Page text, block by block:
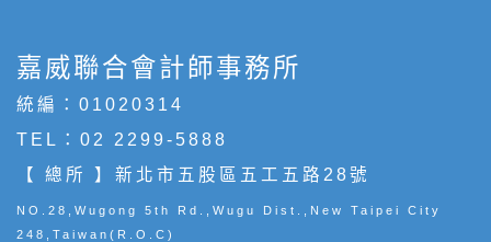
嘉威聯合會計師事務所
統編：01020314
TEL： 02 2299-5888
【 總所 】新北市五股區五工五路28號
NO.28,Wugong 5th Rd.,Wugu Dist.,New Taipei City
248,Taiwan(R.O.C)